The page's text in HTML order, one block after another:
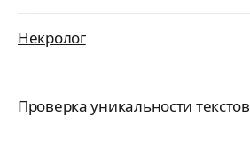
Некролог
Проверка уникальности текстов